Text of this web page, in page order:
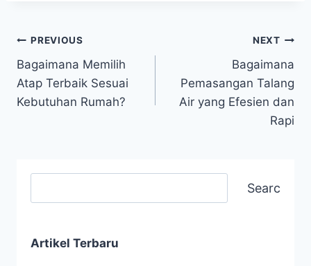
PREVIOUS
Bagaimana Memilih
Atap Terbaik Sesuai
Kebutuhan Rumah?
NEXT
Bagaimana
Pemasangan Talang
Air yang Efesien dan
Rapi
Search
Artikel Terbaru